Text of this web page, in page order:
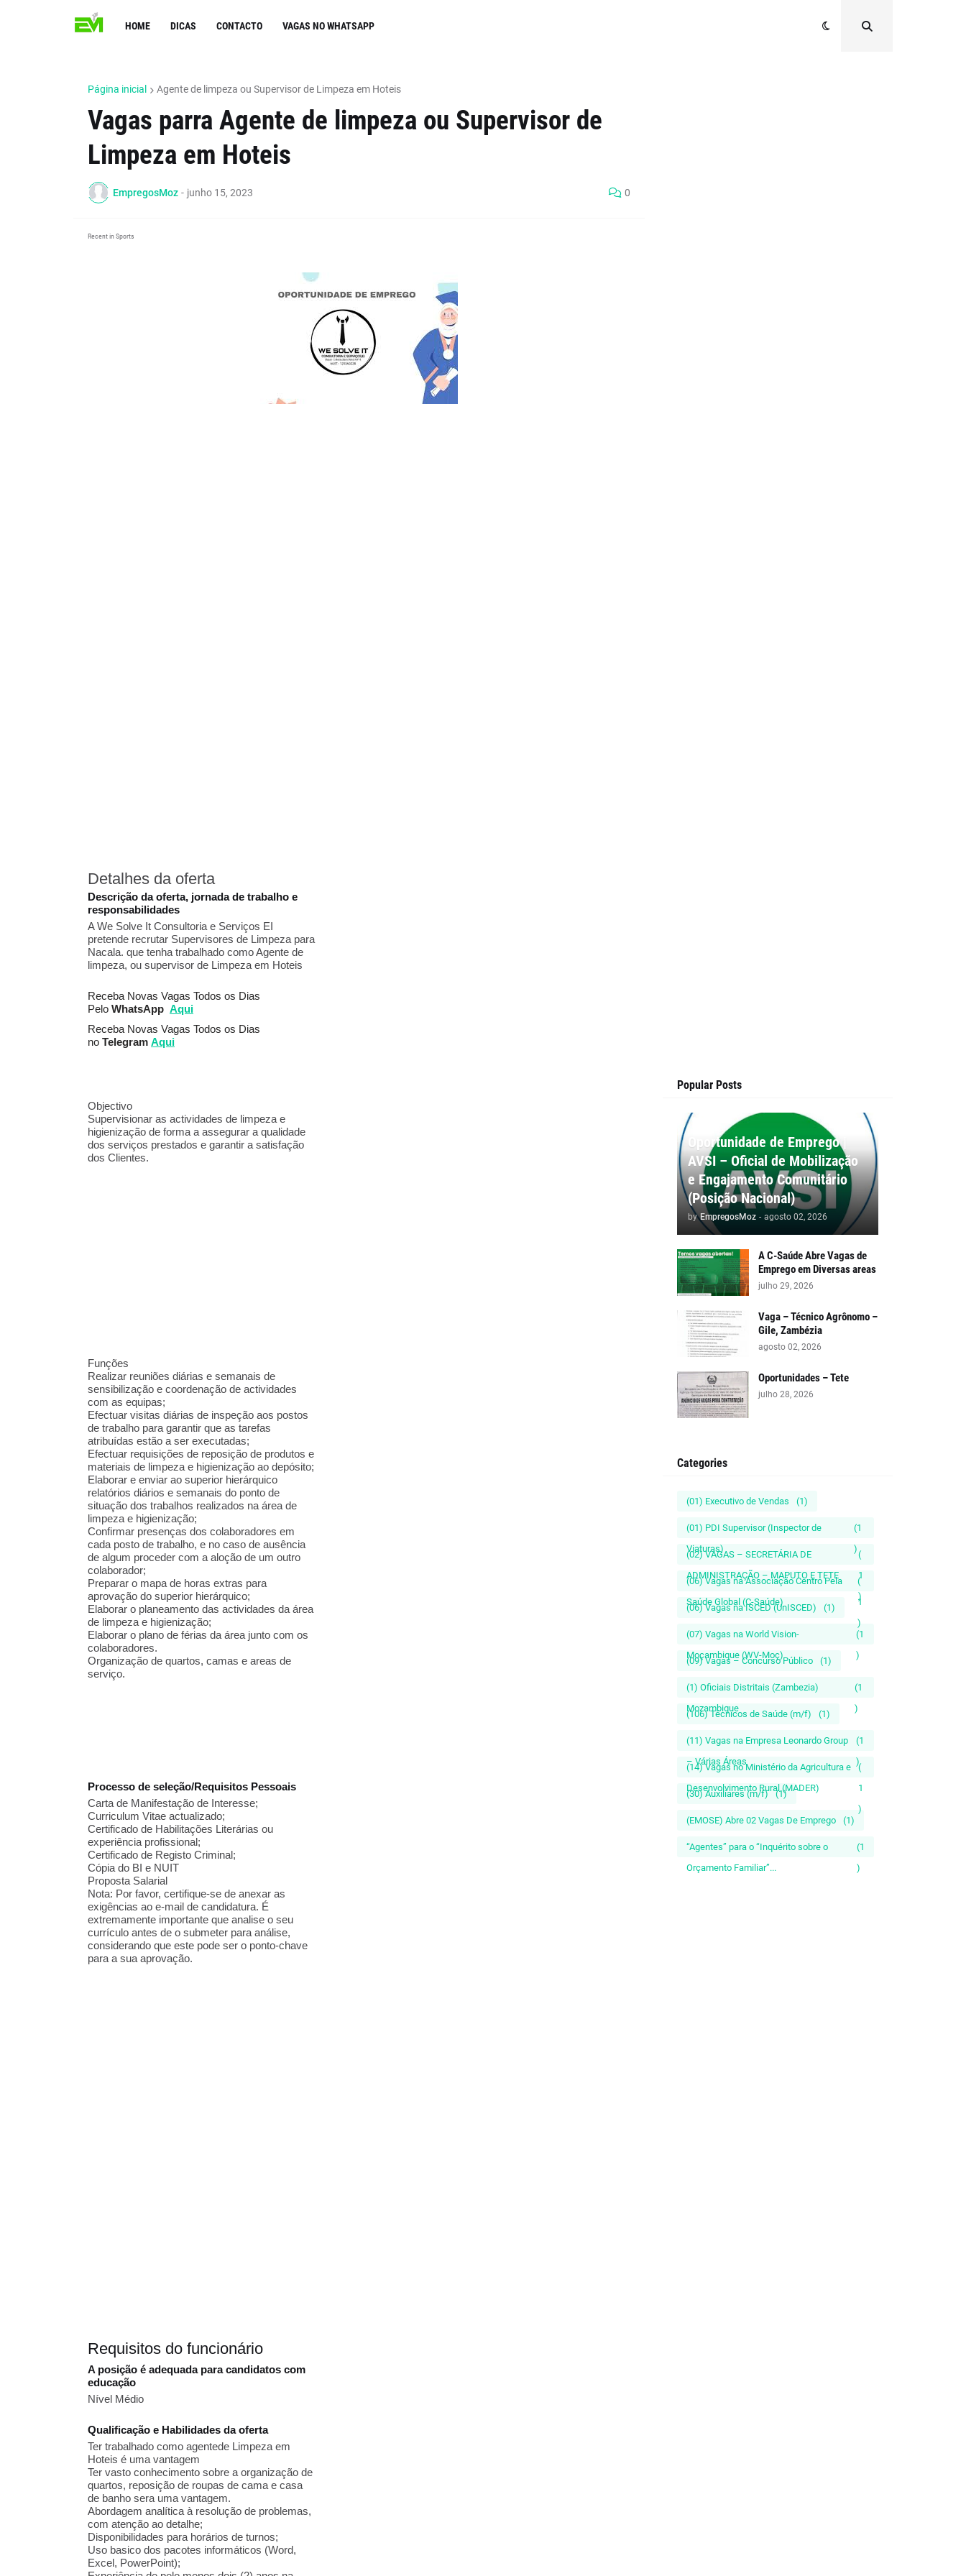
HOME DICAS CONTACTO VAGAS NO WHATSAPP
Página inicial Agente de limpeza ou Supervisor de Limpeza em Hoteis
Vagas parra Agente de limpeza ou Supervisor de
Limpeza em Hoteis
EmpregosMoz - junho 15, 2023 0
Recent in Sports
Detalhes da oferta
Descrição da oferta, jornada de trabalho e
responsabilidades
A We Solve It Consultoria e Serviços EI
pretende recrutar Supervisores de Limpeza para
Nacala. que tenha trabalhado como Agente de
limpeza, ou supervisor de Limpeza em Hoteis
Receba Novas Vagas Todos os Dias
Pelo WhatsApp Aqui
Receba Novas Vagas Todos os Dias
no Telegram Aqui
Objectivo
Supervisionar as actividades de limpeza e
higienização de forma a assegurar a qualidade
dos serviços prestados e garantir a satisfação
dos Clientes.
Funções
Realizar reuniões diárias e semanais de
sensibilização e coordenação de actividades
com as equipas;
Efectuar visitas diárias de inspeção aos postos
de trabalho para garantir que as tarefas
atribuídas estão a ser executadas;
Efectuar requisições de reposição de produtos e
materiais de limpeza e higienização ao depósito;
Elaborar e enviar ao superior hierárquico
relatórios diários e semanais do ponto de
situação dos trabalhos realizados na área de
limpeza e higienização;
Confirmar presenças dos colaboradores em
cada posto de trabalho, e no caso de ausência
de algum proceder com a aloção de um outro
colaborador;
Preparar o mapa de horas extras para
aprovação do superior hierárquico;
Elaborar o planeamento das actividades da área
de limpeza e higienização;
Elaborar o plano de férias da área junto com os
colaboradores.
Organização de quartos, camas e areas de
serviço.
Processo de seleção/Requisitos Pessoais
Carta de Manifestação de Interesse;
Curriculum Vitae actualizado;
Certificado de Habilitações Literárias ou
experiência profissional;
Certificado de Registo Criminal;
Cópia do BI e NUIT
Proposta Salarial
Nota: Por favor, certifique-se de anexar as
exigências ao e-mail de candidatura. É
extremamente importante que analise o seu
currículo antes de o submeter para análise,
considerando que este pode ser o ponto-chave
para a sua aprovação.
Requisitos do funcionário
A posição é adequada para candidatos com
educação
Nível Médio
Qualificação e Habilidades da oferta
Ter trabalhado como agentede Limpeza em
Hoteis é uma vantagem
Ter vasto conhecimento sobre a organização de
quartos, reposição de roupas de cama e casa
de banho sera uma vantagem.
Abordagem analítica à resolução de problemas,
com atenção ao detalhe;
Disponibilidades para horários de turnos;
Uso basico dos pacotes informáticos (Word,
Excel, PowerPoint);
Popular Posts
Oportunidade de Emprego |
AVSI – Oficial de Mobilização
e Engajamento Comunitário
(Posição Nacional)
by EmpregosMoz - agosto 02, 2026
A C-Saúde Abre Vagas de
Emprego em Diversas areas
julho 29, 2026
Vaga – Técnico Agrônomo –
Gile, Zambézia
agosto 02, 2026
Oportunidades – Tete
julho 28, 2026
Categories
(01) Executivo de Vendas (1)
(01) PDI Supervisor (Inspector de
Viaturas)
(1
)
(02) VAGAS – SECRETÁRIA DE
ADMINISTRAÇÃO – MAPUTO E TETE
(
1
)
(06) Vagas na Associação Centro Pela
Saúde Global (C-Saúde)
(
1
)
(06) Vagas na ISCED (UnISCED) (1)
(07) Vagas na World Vision-
Moçambique (WV-Moç)
(1
)
(09) Vagas – Concurso Público (1)
(1) Oficiais Distritais (Zambezia)
Mozambique
(1
)
(106) Técnicos de Saúde (m/f) (1)
(11) Vagas na Empresa Leonardo Group
– Várias Áreas
(1
)
(14) Vagas no Ministério da Agricultura e
Desenvolvimento Rural (MADER)
(
1
)
(30) Auxiliares (m/f) (1)
(EMOSE) Abre 02 Vagas De Emprego (1)
“Agentes” para o “Inquérito sobre o
Orçamento Familiar”...
(1
)